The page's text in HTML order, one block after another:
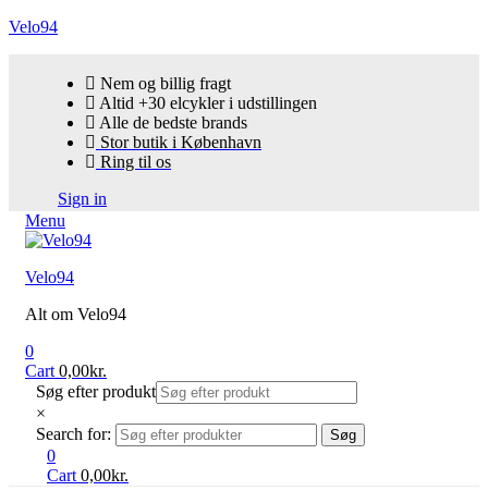
Velo94
Nem og billig fragt
Altid +30 elcykler i udstillingen
Alle de bedste brands
Stor butik i København
Ring til os
Sign in
Menu
Velo94
Alt om Velo94
0
Cart 0,00kr.
Søg efter produkt
×
Search for:
Søg
0
Cart 0,00kr.